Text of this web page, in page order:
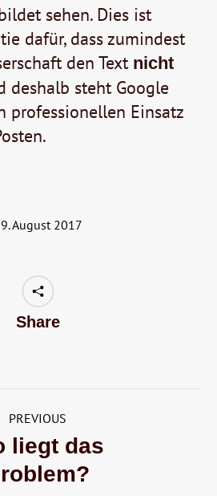
sehen. Dies ist
dafür, dass zumindest
den Text nicht
deshalb steht Google
professionellen Einsatz
August 2017
Share
PREVIOUS
Previous
post:
liegt das